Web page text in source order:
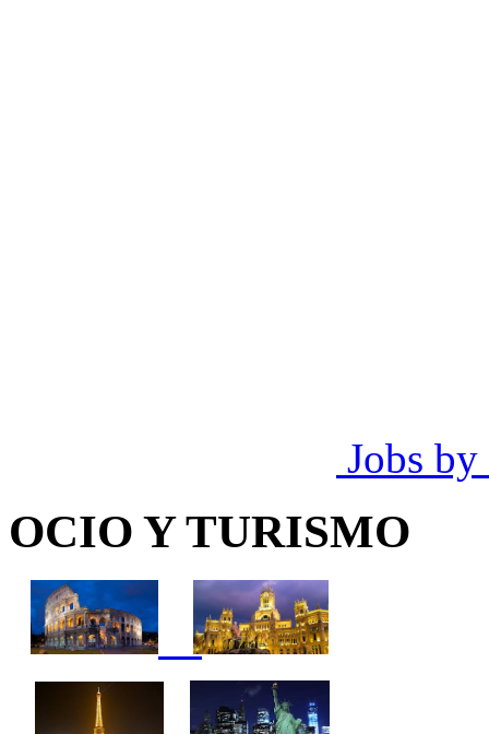
Jobs by
OCIO Y TURISMO